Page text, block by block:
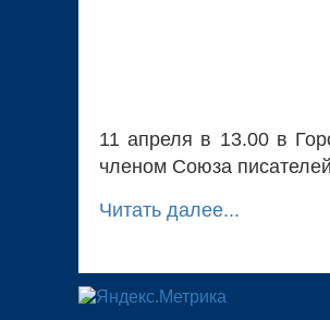
11 апреля в 13.00 в
членом Союза
Читать далее...